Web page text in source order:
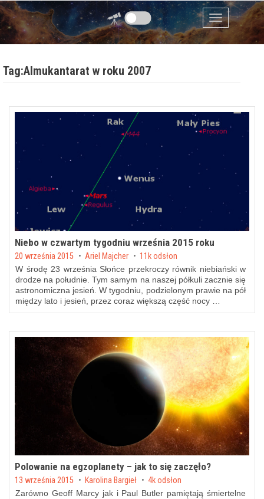
Przejdź do zawartości
Menu
Tag:Almukantarat w roku 2007
Niebo w czwartym tygodniu września 2015 roku
Posted on
20 września 2015 by Ariel Majcher 11k odsłon
W środę 23 września Słońce przekroczy równik niebiański w
drodze na południe. Tym samym na naszej półkuli zacznie się
astronomiczna jesień. W tygodniu, podzielonym prawie na pół
między lato i jesień, przez coraz większą część nocy …
Polowanie na egzoplanety – jak to się zaczęło?
Posted on
13 września 2015 by Karolina Bargieł 4k odsłon
Zarówno Geoff Marcy jak i Paul Butler pamiętają śmiertelne